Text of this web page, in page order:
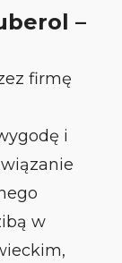
–
firmę
i
w